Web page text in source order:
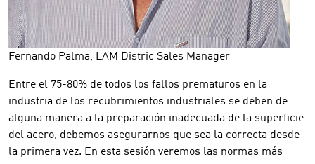
Fernando Palma, LAM Distric Sales Manager
Entre el 75-80% de todos los fallos prematuros en la
industria de los recubrimientos industriales se deben de
alguna manera a la preparación inadecuada de la superficie
del acero, debemos asegurarnos que sea la correcta desde
la primera vez. En esta sesión veremos las normas más